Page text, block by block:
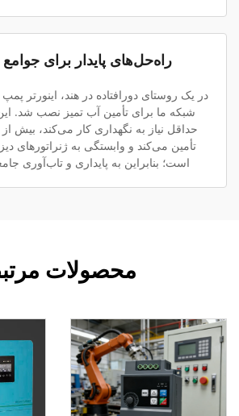
راه‌حل‌های پایدار برای جوامع
در یک روستای دورافتاده در هند، اینورتر
شبکه ما برای تأمین آب تمیز نصب شد.
تأمین می‌کند و وابستگی به ژنراتورهای
است؛ بنابراین به پایداری و تاب‌آوری
محصولات